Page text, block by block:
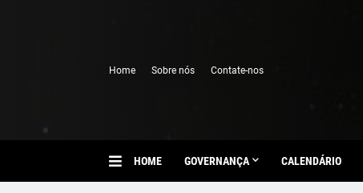
Home Sobre nós Contate-nos
HOME GOVERNANÇA CALENDÁRIO